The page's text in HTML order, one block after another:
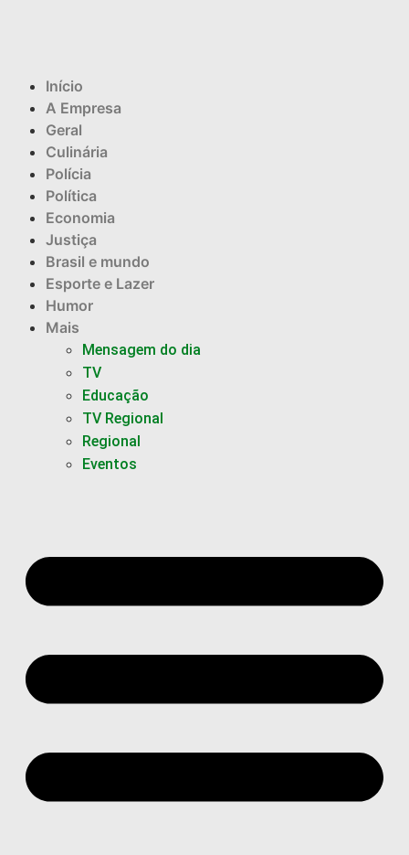
Início
A Empresa
Geral
Culinária
Polícia
Política
Economia
Justiça
Brasil e mundo
Esporte e Lazer
Humor
Mais
Mensagem do dia
TV
Educação
TV Regional
Regional
Eventos